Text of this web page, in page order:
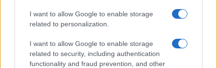
I want to allow Google to enable storage
related to personalization.
I want to allow Google to enable storage
related to security, including authentication
functionality and fraud prevention, and other
Odissea e Spider-Man: i film che hanno rivoluzionato
l’estate al cinema
Alessandro Tassinari · 5 Ago 2026